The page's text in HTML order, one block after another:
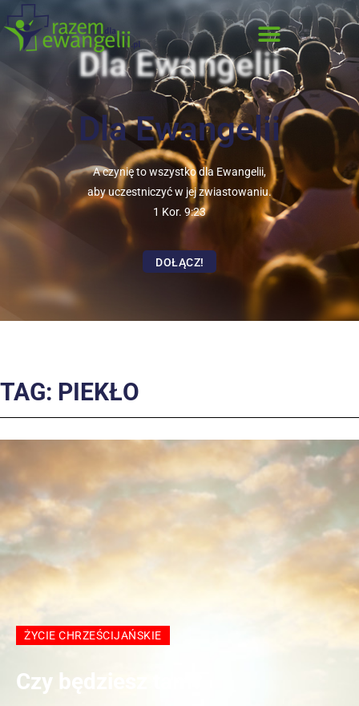
Dla Ewangelii
Dla Ewangelii
A czynię to wszystko dla Ewangelii,
aby uczestniczyć w jej zwiastowaniu.
1 Kor. 9:23
DOŁĄCZ!
TAG: PIEKŁO
ŻYCIE CHRZEŚCIJAŃSKIE
Czy będziesz tam?